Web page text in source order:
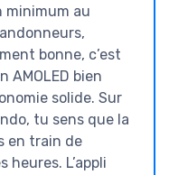
minimum au
bonne, c’est
AMOLED bien
solide. Sur
tu sens que la
en train de
L’appli